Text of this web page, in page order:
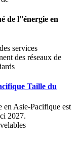
de l''énergie en
services
des réseaux de
Taille du
en Asie-Pacifique est
2027.